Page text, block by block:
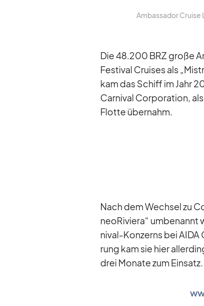
Am­bassa­dor Cruise
Die 48.200 BRZ große
Fes­ti­val Crui­ses als
kam das Schiff im Jahr
Car­ni­val Cor­po­ra­tion,
Flotte über­nahm.
Nach dem Wech­sel zu
ne­o­Ri­viera“ um­be­nannt
ni­val-Kon­zerns bei
rung kam sie hier
drei Mo­nate zum Ein­satz.